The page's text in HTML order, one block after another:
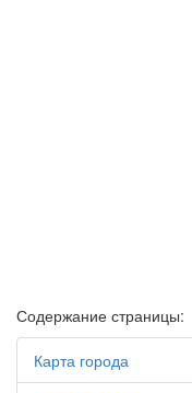
Содержание страницы:
Карта города